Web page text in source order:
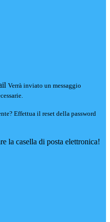
Verrà inviato un messaggio
Effettua il reset della password
la casella di posta elettronica!